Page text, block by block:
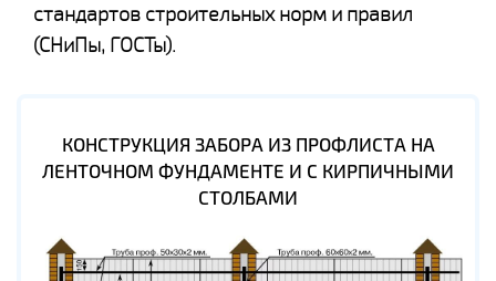
стандартов строительных норм и правил
(СНиПы, ГОСТы).
КОНСТРУКЦИЯ ЗАБОРА ИЗ ПРОФЛИСТА НА
ЛЕНТОЧНОМ ФУНДАМЕНТЕ И С КИРПИЧНЫМИ
СТОЛБАМИ